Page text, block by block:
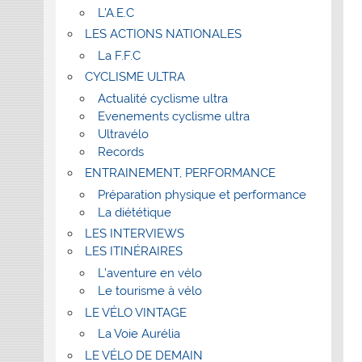
L’A.E.C
LES ACTIONS NATIONALES
La F.F.C
CYCLISME ULTRA
Actualité cyclisme ultra
Evenements cyclisme ultra
Ultravélo
Records
ENTRAINEMENT, PERFORMANCE
Préparation physique et performance
La diététique
LES INTERVIEWS
LES ITINÉRAIRES
L’aventure en vélo
Le tourisme à vélo
LE VÉLO VINTAGE
La Voie Aurélia
LE VÉLO DE DEMAIN